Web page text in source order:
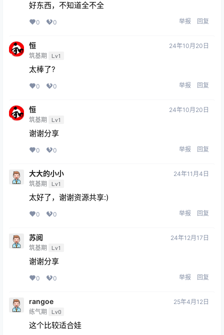
好东西，不知道全不全
0 0 举报 回复
恒
筑基期 Lv1
24年10月20日
太棒了?
0 0 举报 回复
恒
筑基期 Lv1
24年10月20日
谢谢分享
0 0 举报 回复
大大的小小
筑基期 Lv1
24年11月4日
太好了，谢谢资源共享:)
0 0 举报 回复
苏阅
筑基期 Lv1
24年12月17日
谢谢分享
0 0 举报 回复
rangoe
练气期 Lv0
25年4月12日
这个比较适合娃